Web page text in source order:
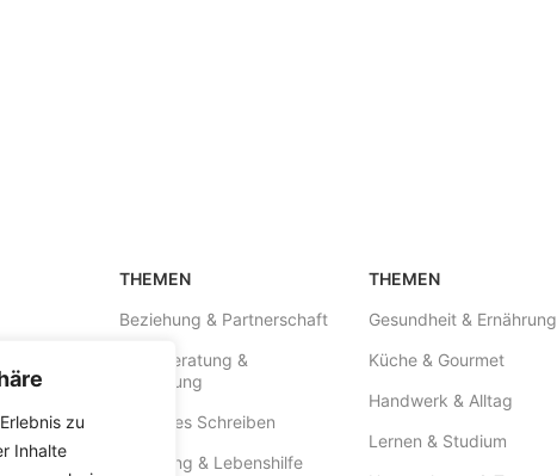
zu
Inhalte
THEMEN
Beziehung & Partnerschaft
Reiseberatung &
begleitung
Kreatives Schreiben
Coaching & Lebenshilfe
THEMEN
Gesundheit & Ernährung
Küche & Gourmet
Handwerk & Alltag
Lernen & Studium